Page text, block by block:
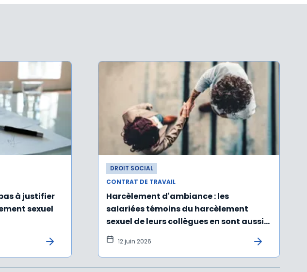
à justifier
sexuel
DROIT SOCIAL
CONTRAT DE TRAVAIL
Harcèlement d'ambiance : les
salariées témoins du harcèlement
sexuel de leurs collègues en sont aussi
victimes
12 juin 2026